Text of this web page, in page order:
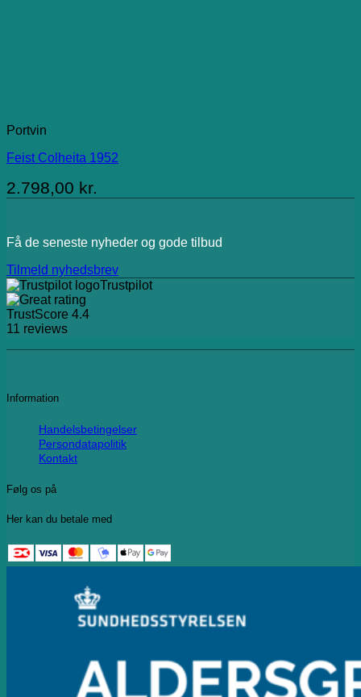
Portvin
Feist Colheita 1952
2.798,00 kr.
Få de seneste nyheder og gode tilbud
Tilmeld nyhedsbrev
Trustpilot
TrustScore 4.4
11 reviews
Information
Handelsbetingelser
Persondatapolitik
Kontakt
Følg os på
Her kan du betale med